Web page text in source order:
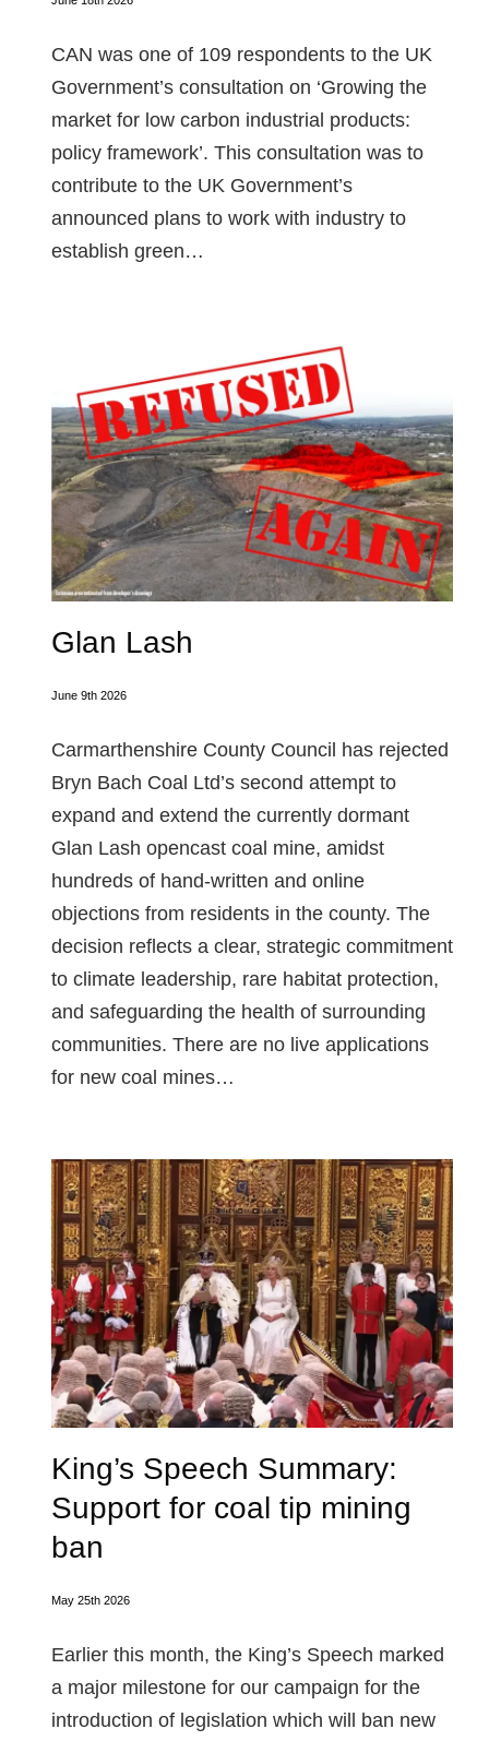
CAN was one of 109 respondents to the UK
Government’s consultation on ‘Growing the
market for low carbon industrial products:
policy framework’. This consultation was to
contribute to the UK Government’s
announced plans to work with industry to
establish green…
Glan Lash
June 9th 2026
Carmarthenshire County Council has rejected
Bryn Bach Coal Ltd’s second attempt to
expand and extend the currently dormant
Glan Lash opencast coal mine, amidst
hundreds of hand-written and online
objections from residents in the county. The
decision reflects a clear, strategic commitment
to climate leadership, rare habitat protection,
and safeguarding the health of surrounding
communities. There are no live applications
for new coal mines…
King’s Speech Summary:
Support for coal tip mining
ban
May 25th 2026
Earlier this month, the King’s Speech marked
a major milestone for our campaign for the
introduction of legislation which will ban new